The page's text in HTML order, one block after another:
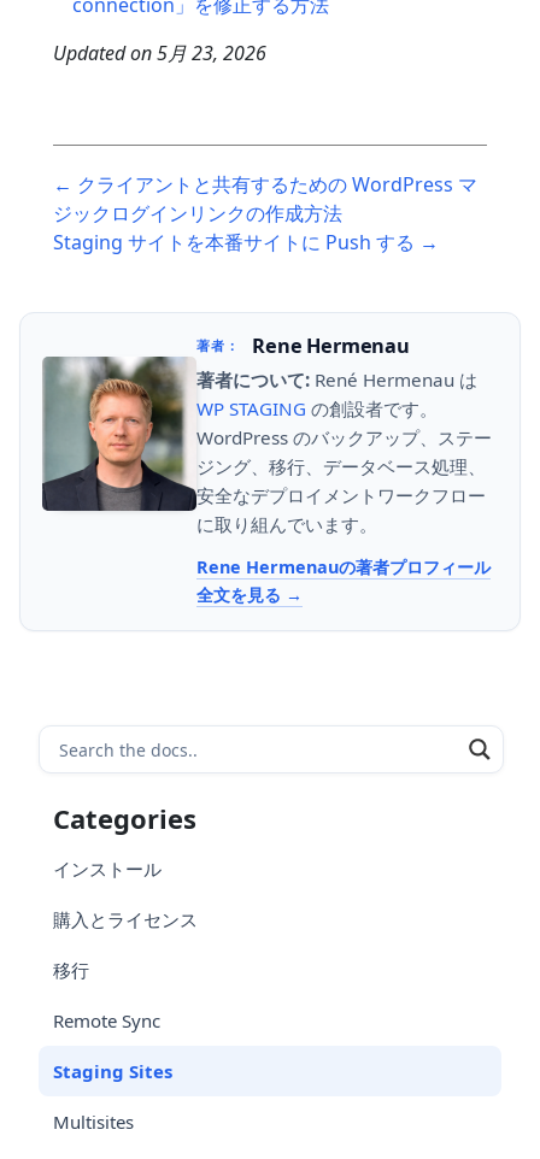
Updated on5月 23, 2026
navigation
← クライアントと共有するための WordPress マ
ジックログインリンクの作成方法
Staging サイトを本番サイトに Push する →
著者： Rene Hermenau
著者について: René Hermenau は
WP STAGING の創設者です。
WordPress のバックアップ、ステー
ジング、移行、データベース処理、
安全なデプロイメントワークフロー
に取り組んでいます。
Rene Hermenauの著者プロフィール
全文を見る
Categories
インストール
購入とライセンス
移行
Remote Sync
Staging Sites
Multisites